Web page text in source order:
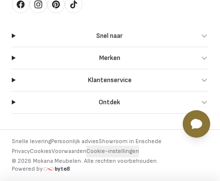
FacebookInstagram
Pinterest
TikTok
Snel naar
Merken
Klantenservice
Ontdek
Snelle leveringPersoonlijk adviesShowroom in Enschede
PrivacyCookiesVoorwaardenCookie-instellingen
© 2026 Mokana Meubelen. Alle rechten voorbehouden.
Powered by
byte8